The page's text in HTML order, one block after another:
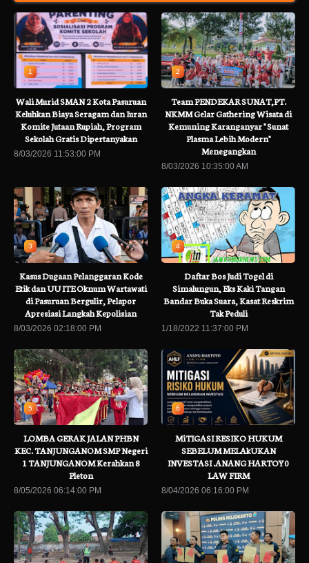
1
Wali Murid SMAN 2 Kota Pasuruan
Keluhkan Biaya Seragam dan Iuran
Komite Jutaan Rupiah, Program
Sekolah Gratis Dipertanyakan
8/03/2026 11:53:00 PM
2
Team PENDEKAR SUNAT,PT.
NKMM Gelar Gathering Wisata di
Kemuning Karanganyar " Sunat
Plasma Lebih Modern"
Menegangkan
8/03/2026 10:35:00 AM
3
Kasus Dugaan Pelanggaran Kode
Etik dan UU ITE Oknum Wartawati
di Pasuruan Bergulir, Pelapor
Apresiasi Langkah Kepolisian
8/03/2026 02:18:00 PM
4
Daftar Bos Judi Togel di
Simalungun, Eks Kaki Tangan
Bandar Buka Suara, Kasat Reskrim
Tak Peduli
1/18/2022 11:37:00 PM
5
LOMBA GERAK JALAN PHBN
KEC. TANJUNGANOM SMP Negeri
1 TANJUNGANOM Kerahkan 8
Pleton
8/05/2026 06:14:00 PM
6
MiTIGASI RESIKO HUKUM
SEBELUM MELAkUKAN
INVESTASI .ANANG HARTOY0
LAW FIRM
8/04/2026 06:16:00 PM